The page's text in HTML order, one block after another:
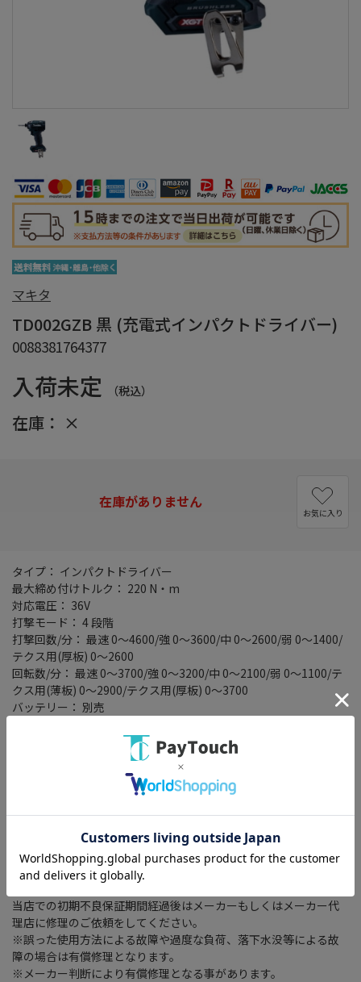
マキタ
TD002GZB 黒 (充電式インパクトドライバー)
0088381764377
入荷未定 （税込）
在庫： ×
在庫がありません
お気に入り
タイプ： インパクトドライバー
最大締め付けトルク： 220 N・m
対応電圧： 36V
打撃モード： 4 段階
打撃回数/分： 最速 0～4600/強 0～3600/中 0～2600/弱 0～1400/
テクス用(厚板) 0～2600
回転数/分： 最速 0～3700/強 0～3200/中 0～2100/弱 0～1100/テ
クス用(薄板) 0～2900/テクス用(厚板) 0～3700
バッテリー： 別売
電動工具カテゴリの商品は使用上の特性につき、メーカーが保証
書を付けていない場合がございます。
お手数ですが製品の保証についてはメーカーにご確認下さいます
ようお願い致します。
当店での保証は初期不良対応期間（7日間）のみとなります。
当店での初期不良保証期間経過後はメーカーもしくはメーカー代
理店に修理のご依頼をしてください。
※誤った使用方法による故障や過度な負荷、落下水没等による故
障の場合は有償修理となります。
※メーカー判断により有償修理となる事があります。